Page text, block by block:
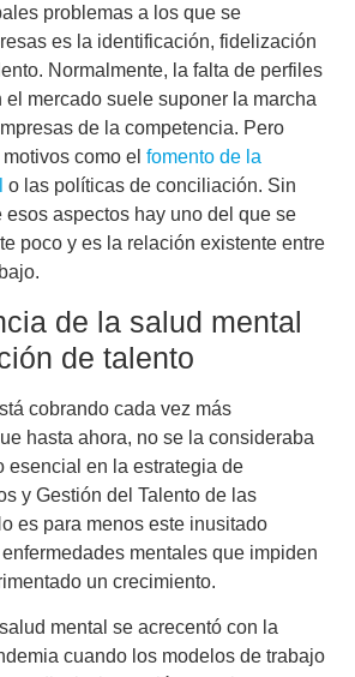
problemas a los que se
es la identificación, fidelización
. Normalmente, la falta de perfiles
mercado suele suponer la marcha
de la competencia. Pero
como el fomento de la
o las políticas de conciliación. Sin
esos aspectos hay uno del que se
poco y es la relación existente entre
de la salud mental
de talento
cobrando cada vez más
hasta ahora, no se la consideraba
esencial en la estrategia de
y Gestión del Talento de las
es para menos este inusitado
mentales que impiden
un crecimiento.
mental se acrecentó con la
cuando los modelos de trabajo